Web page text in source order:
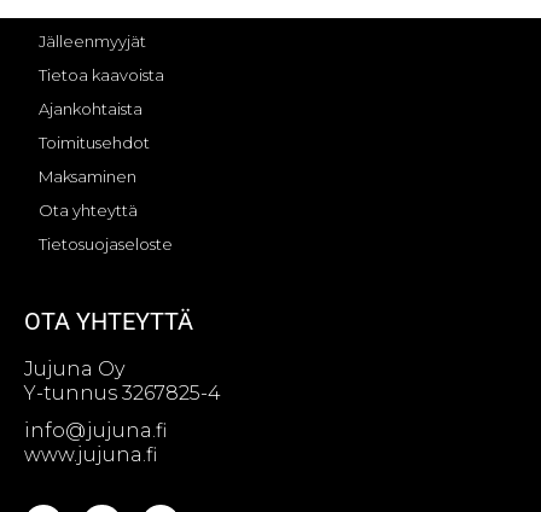
Jälleenmyyjät
Tietoa kaavoista
Ajankohtaista
Toimitusehdot
Maksaminen
Ota yhteyttä
Tietosuojaseloste
OTA YHTEYTTÄ
Jujuna Oy
Y-tunnus 3267825-4
info@jujuna.fi
www.jujuna.fi